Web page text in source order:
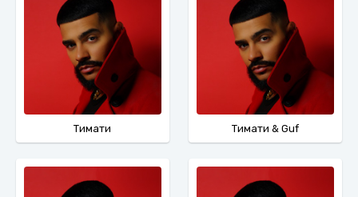
Тимати Тимати & Guf